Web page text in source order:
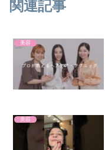
関連記事
美容
美容